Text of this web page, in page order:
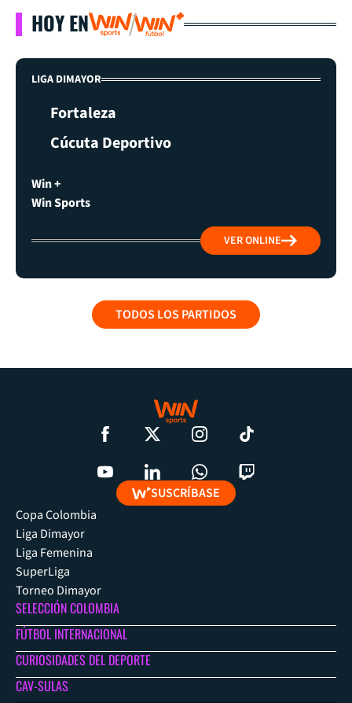
HOY EN
LIGA DIMAYOR
Fortaleza
Cúcuta Deportivo
Win +
Win Sports
VER ONLINE
TODOS LOS PARTIDOS
SUSCRÍBASE
Copa Colombia
Liga Dimayor
Liga Femenina
SuperLiga
Torneo Dimayor
SELECCIÓN COLOMBIA
FÚTBOL INTERNACIONAL
CURIOSIDADES DEL DEPORTE
CAV-SULAS